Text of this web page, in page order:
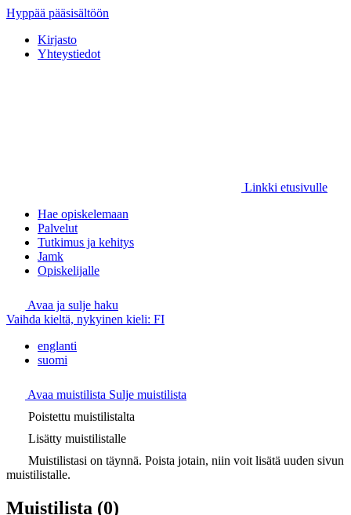
Hyppää pääsisältöön
Kirjasto
Yhteystiedot
Linkki etusivulle
Hae opiskelemaan
Palvelut
Tutkimus ja kehitys
Jamk
Opiskelijalle
Avaa ja sulje haku
Vaihda kieltä, nykyinen kieli: FI
englanti
suomi
Avaa muistilista Sulje muistilista
Poistettu muistilistalta
Lisätty muistilistalle
Muistilistasi on täynnä. Poista jotain, niin voit lisätä uuden sivun
muistilistalle.
Muistilista (0)